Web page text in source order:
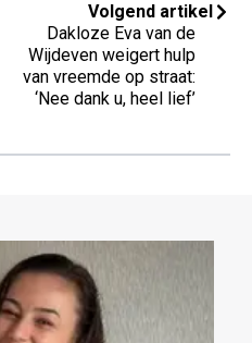
Volgend artikel
Dakloze Eva van de
Wijdeven weigert hulp
van vreemde op straat:
‘Nee dank u, heel lief’